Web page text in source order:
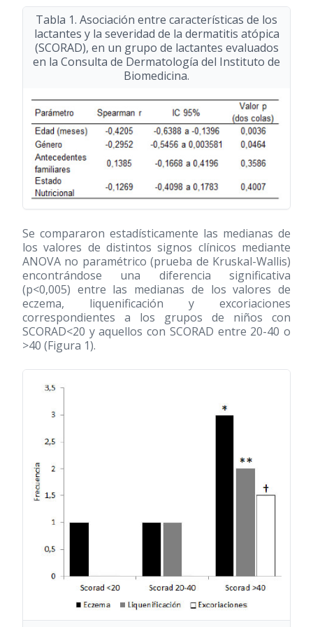
Tabla 1. Asociación entre características de los
lactantes y la severidad de la dermatitis atópica
(SCORAD), en un grupo de lactantes evaluados
en la Consulta de Dermatología del Instituto de
Biomedicina.
Se compararon estadísticamente las medianas de
los valores de distintos signos clínicos mediante
ANOVA no paramétrico (prueba de Kruskal-Wallis)
encontrándose una diferencia significativa
(p<0,005) entre las medianas de los valores de
eczema, liquenificación y excoriaciones
correspondientes a los grupos de niños con
SCORAD<20 y aquellos con SCORAD entre 20-40 o
>40 (Figura 1).